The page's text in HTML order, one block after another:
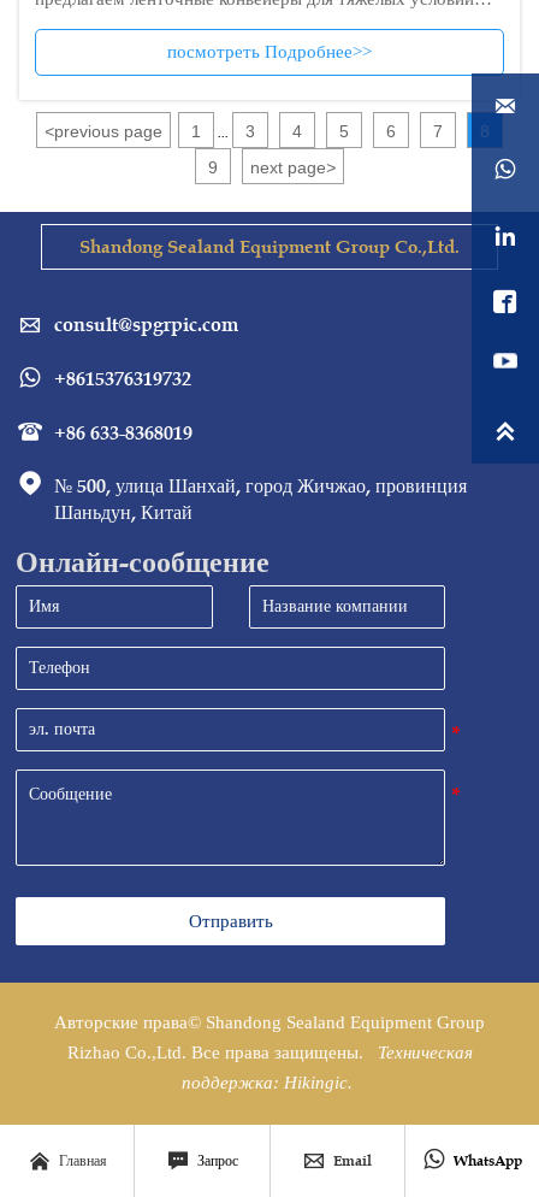
эксплуатации для широкого спектра погрузочно-
разгрузочных работ.посмотреть Подробнее>>
<previous page 1 ... 3 4 5 6 7
8
9
next page>
Shandong Sealand Equipment Group Co.,Ltd.
 consult@spgrpic.com
 +8615376319732
 +86 633-8368019
 № 500, улица Шанхай, город Жичжао, провинция
Шаньдун, Китай
Онлайн-сообщение
Отправить
Авторские права© Shandong Sealand Equipment Group
Rizhao Co.,Ltd. Все права защищены. Техническая
поддержка: Hikingic.
 Главная  Запрос  Email  WhatsApp




